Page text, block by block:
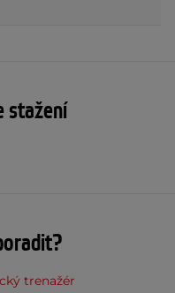
stažení
trenažér